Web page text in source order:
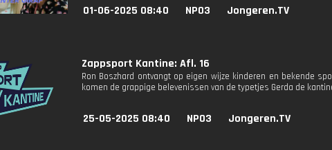
01-06-2025 08:40 NPO3 Jongeren.TV
Zappsport Kantine: Afl. 16
Ron Boszhard ontvangt op eigen wijze kinderen en bekende
komen de grappige belevenissen van de typetjes Gerda de
25-05-2025 08:40 NPO3 Jongeren.TV